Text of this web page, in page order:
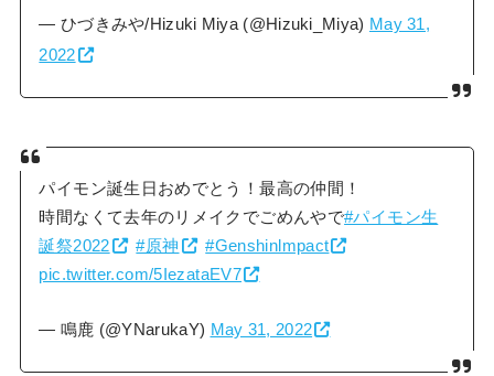
— ひづきみや/Hizuki Miya (@Hizuki_Miya) May 31,
2022
パイモン誕生日おめでとう！最高の仲間！
時間なくて去年のリメイクでごめんやで#パイモン生
誕祭2022
#原神
#Genshinlmpact
pic.twitter.com/5IezataEV7
— 鳴鹿 (@YNarukaY) May 31, 2022